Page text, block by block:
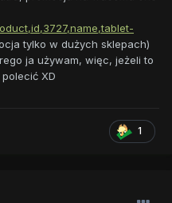
tylko w dużych sklepach)
ja używam, więc, jeżeli to
XD
1